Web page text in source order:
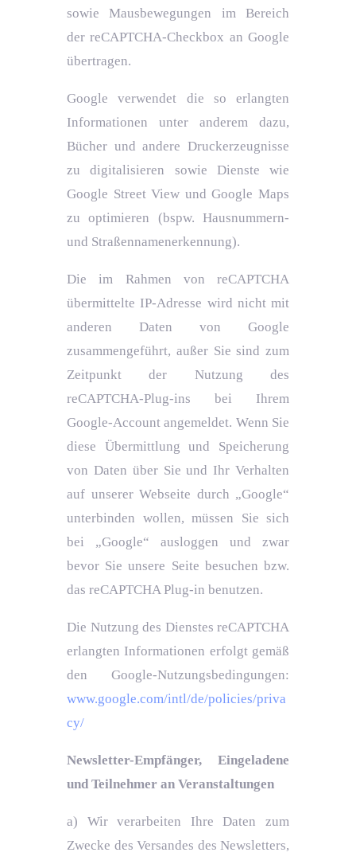
sowie Mausbewegungen im Bereich
der reCAPTCHA-Checkbox an Google
übertragen.
Google verwendet die so erlangten
Informationen unter anderem dazu,
Bücher und andere Druckerzeugnisse
zu digitalisieren sowie Dienste wie
Google Street View und Google Maps
zu optimieren (bspw. Hausnummern-
und Straßennamenerkennung).
Die im Rahmen von reCAPTCHA
übermittelte IP-Adresse wird nicht mit
anderen Daten von Google
zusammengeführt, außer Sie sind zum
Zeitpunkt der Nutzung des
reCAPTCHA-Plug-ins bei Ihrem
Google-Account angemeldet. Wenn Sie
diese Übermittlung und Speicherung
von Daten über Sie und Ihr Verhalten
auf unserer Webseite durch „Google“
unterbinden wollen, müssen Sie sich
bei „Google“ ausloggen und zwar
bevor Sie unsere Seite besuchen bzw.
das reCAPTCHA Plug-in benutzen.
Die Nutzung des Dienstes reCAPTCHA
erlangten Informationen erfolgt gemäß
den Google-Nutzungsbedingungen:
www.google.com/intl/de/policies/priva
cy/
Newsletter-Empfänger, Eingeladene
und Teilnehmer an Veranstaltungen
a) Wir verarbeiten Ihre Daten zum
Zwecke des Versandes des Newsletters,